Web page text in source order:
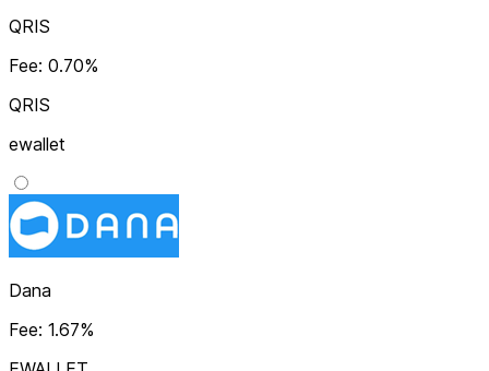
QRIS
Fee: 0.70%
QRIS
ewallet
Dana
Fee: 1.67%